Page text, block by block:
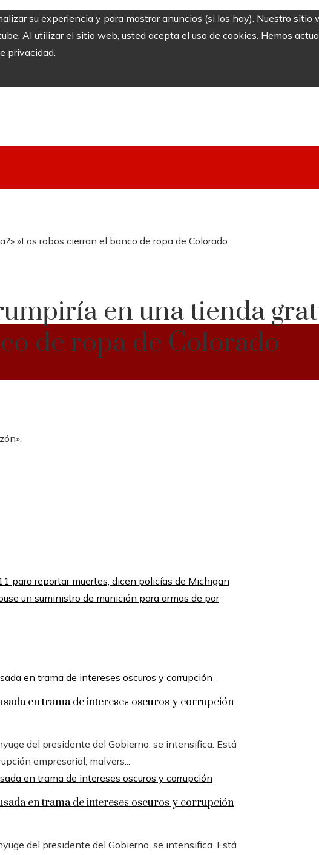
su experiencia y para mostrar anuncios (si los hay). Nuestro
Al utilizar el sitio web, usted acepta el uso de cookies. Hemos
privacidad.
»Los robos cierran el banco de ropa de Colorado
en una tienda
de ropa de Colorado
para reportar muertes, dicen policías de Michigan
un suministro de munición para armas de por
en trama de intereses oscuros y corrupción
del presidente del Gobierno, se intensifica. Está
empresarial, malvers...
en trama de intereses oscuros y corrupción
del presidente del Gobierno, se intensifica. Está